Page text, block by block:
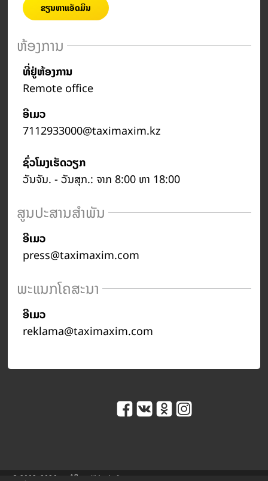
ຂຽນຫາແອັດມິນ
ຫ້ອງການ
ທີ່ຢູ່ຫ້ອງການ
Remote office
ອີເມວ
7112933000@taximaxim.kz
ຊົ່ວໂມງເຮັດວຽກ
ວັນຈັນ. - ວັນສຸກ.: ຈາກ 8:00 ຫາ 18:00
ສູນປະສານສຳພັນ
ອີເມວ
press@taximaxim.com
ພະແນກໂຄສະນາ
ອີເມວ
reklama@taximaxim.com
© 2003–2026 ການບໍລິການ "Maxim".